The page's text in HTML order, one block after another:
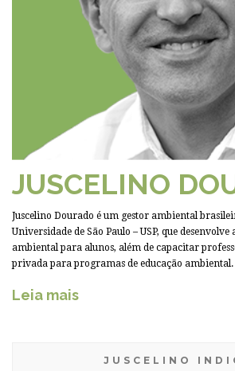
JUSCELINO
Juscelino Dourado é um gestor ambiental
Universidade de São Paulo – USP, que desenvolve
ambiental para alunos, além de capacitar
privada para programas de educação ambiental.
Leia mais
JUSCELINO